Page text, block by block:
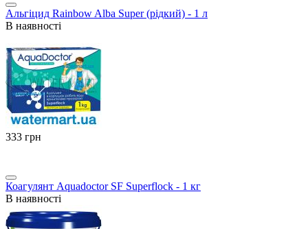
Альгіцид Rainbow Alba Super (рідкий) - 1 л
В наявності
‍333‍ грн
Коагулянт Aquadoctor SF Superflock - 1 кг
В наявності